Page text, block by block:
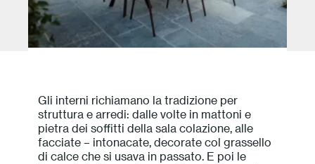
Gli interni richiamano la tradizione per
struttura e arredi: dalle volte in mattoni e
pietra dei soffitti della sala colazione, alle
facciate – intonacate, decorate col grassello
di calce che si usava in passato. E poi le